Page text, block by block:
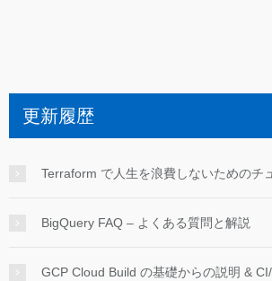
更新履歴
Terraform で人生を浪費しないためのチ
BigQuery FAQ – よくある質問と解説
GCP Cloud Build の基礎からの説明 &